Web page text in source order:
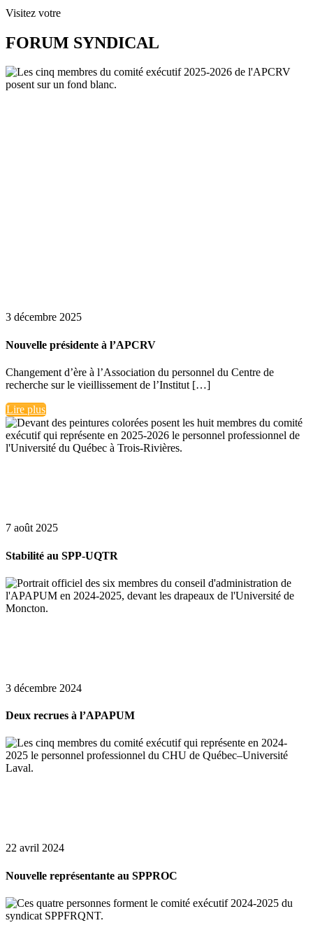
Visitez votre
FORUM SYNDICAL
3 décembre 2025
Nouvelle présidente à l’APCRV
Changement d’ère à l’Association du personnel du Centre de
recherche sur le vieillissement de l’Institut […]
Lire plus
7 août 2025
Stabilité au SPP-UQTR
3 décembre 2024
Deux recrues à l’APAPUM
22 avril 2024
Nouvelle représentante au SPPROC